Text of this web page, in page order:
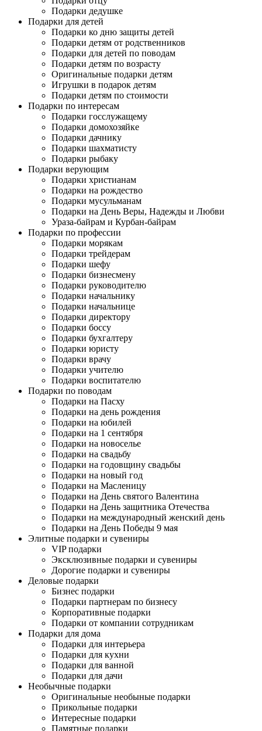
Подарки дедушке
Подарки для детей
Подарки ко дню защиты детей
Подарки детям от родственников
Подарки для детей по поводам
Подарки детям по возрасту
Оригинальные подарки детям
Игрушки в подарок детям
Подарки детям по стоимости
Подарки по интересам
Подарки госслужащему
Подарки домохозяйке
Подарки дачнику
Подарки шахматисту
Подарки рыбаку
Подарки верующим
Подарки христианам
Подарки на рождество
Подарки мусульманам
Подарки на День Веры, Надежды и Любви
Ураза-байрам и Курбан-байрам
Подарки по профессии
Подарки морякам
Подарки трейдерам
Подарки шефу
Подарки бизнесмену
Подарки руководителю
Подарки начальнику
Подарки начальнице
Подарки директору
Подарки боссу
Подарки бухгалтеру
Подарки юристу
Подарки врачу
Подарки учителю
Подарки воспитателю
Подарки по поводам
Подарки на Пасху
Подарки на день рождения
Подарки на юбилей
Подарки на 1 сентября
Подарки на новоселье
Подарки на свадьбу
Подарки на годовщину свадьбы
Подарки на новый год
Подарки на Масленицу
Подарки на День святого Валентина
Подарки на День защитника Отечества
Подарки на международный женский день
Подарки на День Победы 9 мая
Элитные подарки и сувениры
VIP подарки
Эксклюзивные подарки и сувениры
Дорогие подарки и сувениры
Деловые подарки
Бизнес подарки
Подарки партнерам по бизнесу
Корпоративные подарки
Подарки от компании сотрудникам
Подарки для дома
Подарки для интерьера
Подарки для кухни
Подарки для ванной
Подарки для дачи
Необычные подарки
Оригинальные необыные подарки
Прикольные подарки
Интересные подарки
Памятные подарки